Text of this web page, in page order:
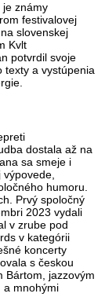
je známy
festivalovej
slovenskej
Kvlt
potvrdil svoje
texty a vystúpenia
dostala až na
sa smeje i
výpovede,
humoru.
Prvý spoločný
2023 vydali
v zrube pod
v kategórii
koncerty
s českou
Bártom, jazzovým
a mnohými